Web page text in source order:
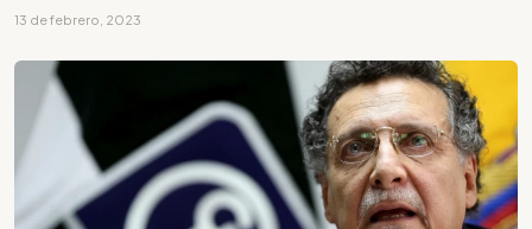
13 de febrero, 2023